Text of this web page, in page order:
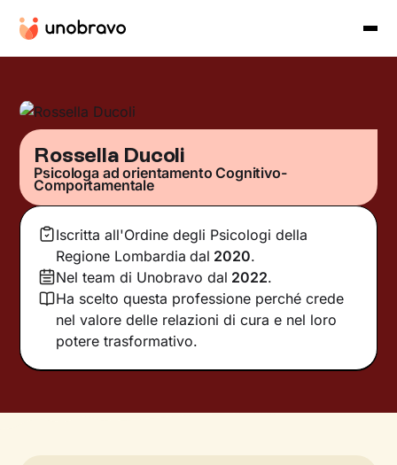
Rossella Ducoli
Psicologa ad orientamento Cognitivo-
Comportamentale
Iscritta all'Ordine degli Psicologi della
Regione Lombardia dal 2020.
Nel team di Unobravo dal 2022.
Ha scelto questa professione perché crede
nel valore delle relazioni di cura e nel loro
potere trasformativo.